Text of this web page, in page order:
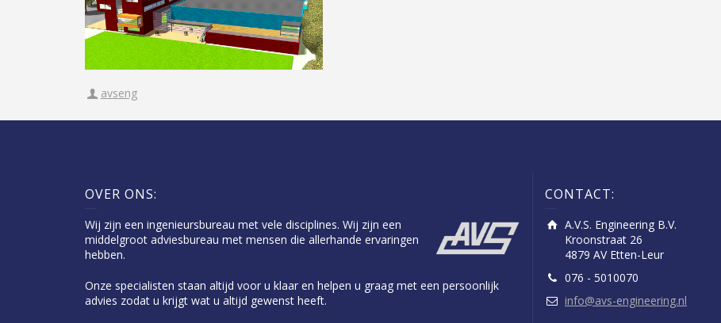
avseng
OVER ONS:
Wij zijn een ingenieursbureau met vele disciplines. Wij zijn een
middelgroot adviesbureau met mensen die allerhande ervaringen
hebben.
Onze specialisten staan altijd voor u klaar en helpen u graag met een persoonlijk
advies zodat u krijgt wat u altijd gewenst heeft.
CONTACT:
A.V.S. Engineering B.V.
Kroonstraat 26
4879 AV Etten-Leur
076 - 5010070
info@avs-engineering.nl